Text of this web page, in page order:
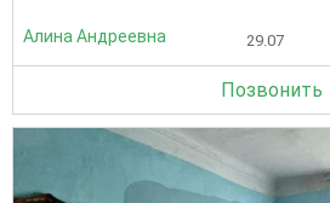
Алина Андреевна 29.07
Позвонить